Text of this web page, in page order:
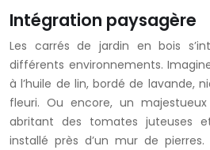
Intégration paysagère
Les carrés de jardin en bois
différents environnements.
à l’huile de lin, bordé de lavande,
fleuri. Ou encore, un
abritant des tomates juteuses
installé près d’un mur de